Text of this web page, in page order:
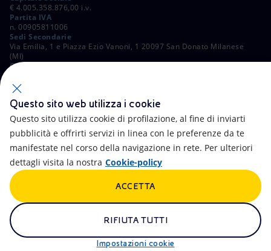
€ 4.005.358.876,00 i.v.
Partita IVA
n. 00905811006
Sedi Secondarie
Via Emilia, 1 e Piazza Ezio Vanoni, 1 20097 San Donato Milanese
(MI)
C. Fiscale e Registro Imprese di Roma
ALTRI LINK
Accessibilità Calendario
Newsletter Intelligenza artificiale
Truffe e Phishing
Remit Alluvioni
Questo sito web utilizza i cookie
Questo sito utilizza cookie di profilazione, al fine di inviarti
pubblicità e offrirti servizi in linea con le preferenze da te
manifestate nel corso della navigazione in rete. Per ulteriori
dettagli visita la nostra Cookie-policy
Impostazioni cookie
RIFIUTA TUTTI
ACCETTA